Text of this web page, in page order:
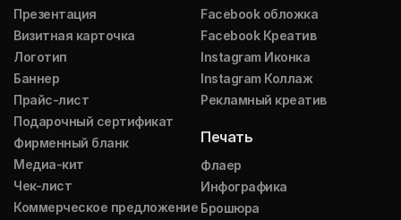
Презентация
Визитная карточка
Логотип
Баннер
Прайс-лист
Подарочный сертификат
Фирменный бланк
Медиа-кит
Чек-лист
Коммерческое предложение
Facebook обложка
Facebook Креатив
Instagram Иконка
Instagram Коллаж
Рекламный креатив
Печать
Флаер
Инфографика
Брошюра